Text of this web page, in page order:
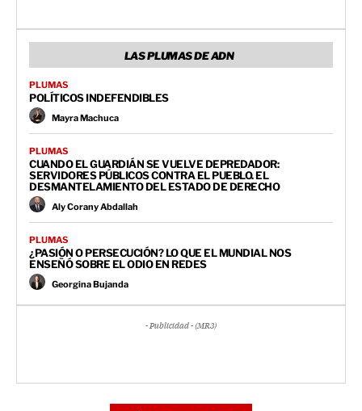
LAS PLUMAS DE ADN
PLUMAS
POLÍTICOS INDEFENDIBLES
Mayra Machuca
PLUMAS
CUANDO EL GUARDIÁN SE VUELVE DEPREDADOR:
SERVIDORES PÚBLICOS CONTRA EL PUEBLO. EL
DESMANTELAMIENTO DEL ESTADO DE DERECHO
Aly Corany Abdallah
PLUMAS
¿PASIÓN O PERSECUCIÓN? LO QUE EL MUNDIAL NOS
ENSEÑÓ SOBRE EL ODIO EN REDES
Georgina Bujanda
- Publicidad - (MR3)